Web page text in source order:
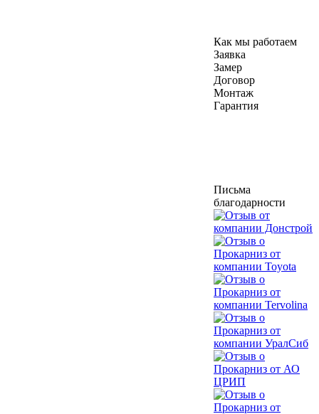
Как мы работаем
Заявка
Замер
Договор
Монтаж
Гарантия
Письма
благодарности